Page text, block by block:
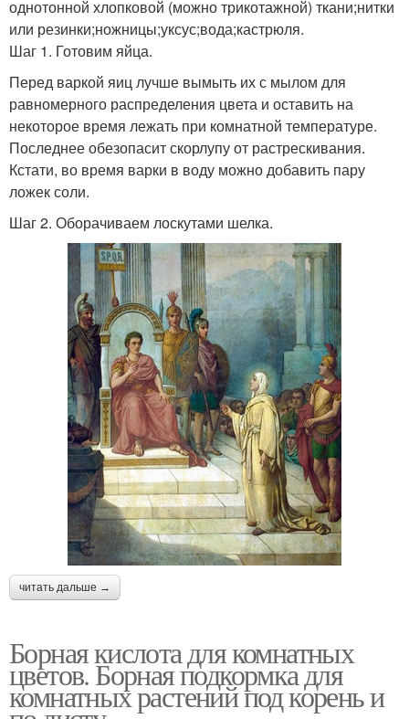
однотонной хлопковой (можно трикотажной) ткани;нитки
или резинки;ножницы;уксус;вода;кастрюля.
Шаг 1. Готовим яйца.
Перед варкой яиц лучше вымыть их с мылом для
равномерного распределения цвета и оставить на
некоторое время лежать при комнатной температуре.
Последнее обезопасит скорлупу от растрескивания.
Кстати, во время варки в воду можно добавить пару
ложек соли.
Шаг 2. Оборачиваем лоскутами шелка.
читать дальше →
Борная кислота для комнатных
цветов. Борная подкормка для
комнатных растений под корень и